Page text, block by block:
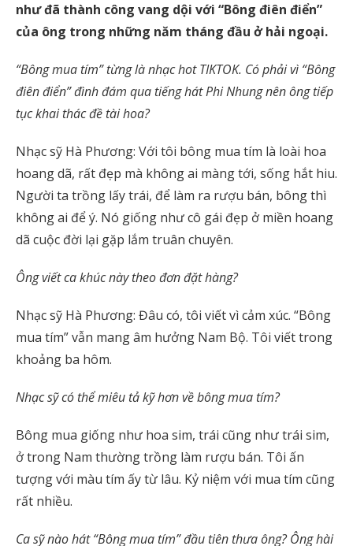
như đã thành công vang dội với “Bông điên điển”
của ông trong những năm tháng đầu ở hải ngoại.
“Bông mua tím” từng là nhạc hot TIKTOK. Có phải vì “Bông
điên điển” đình đám qua tiếng hát Phi Nhung nên ông tiếp
tục khai thác đề tài hoa?
Nhạc sỹ Hà Phương: Với tôi bông mua tím là loài hoa
hoang dã, rất đẹp mà không ai màng tới, sống hắt hiu.
Người ta trồng lấy trái, để làm ra rượu bán, bông thì
không ai để ý. Nó giống như cô gái đẹp ở miền hoang
dã cuộc đời lại gặp lắm truân chuyên.
Ông viết ca khúc này theo đơn đặt hàng?
Nhạc sỹ Hà Phương: Đâu có, tôi viết vì cảm xúc. “Bông
mua tím” vẫn mang âm hưởng Nam Bộ. Tôi viết trong
khoảng ba hôm.
Nhạc sỹ có thể miêu tả kỹ hơn về bông mua tím?
Bông mua giống như hoa sim, trái cũng như trái sim,
ở trong Nam thường trồng làm rượu bán. Tôi ấn
tượng với màu tím ấy từ lâu. Kỷ niệm với mua tím cũng
rất nhiều.
Ca sỹ nào hát “Bông mua tím” đầu tiên thưa ông? Ông hài